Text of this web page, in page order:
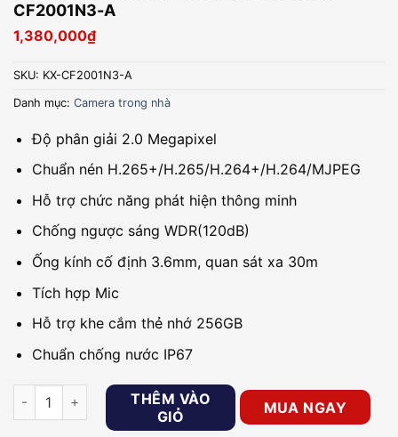
CF2001N3-A
1,380,000₫
SKU: KX-CF2001N3-A
Danh mục: Camera trong nhà
Độ phân giải 2.0 Megapixel
Chuẩn nén H.265+/H.265/H.264+/H.264/MJPEG
Hỗ trợ chức năng phát hiện thông minh
Chống ngược sáng WDR(120dB)
Ống kính cố định 3.6mm, quan sát xa 30m
Tích hợp Mic
Hỗ trợ khe cắm thẻ nhớ 256GB
Chuẩn chống nước IP67
Camera IP Full-Color 2.0MP KBVISION KX-CF2001N3-A số
THÊM VÀO
GIỎ
MUA NGAY